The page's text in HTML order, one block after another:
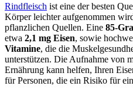
Rindfleisch ist eine der besten
Körper leichter aufgenommen
pflanzlichen Quellen. Eine 85-
etwa 2,1 mg Eisen, sowie
Vitamine, die die
unterstützen. Die Aufnahme von
Ernährung kann helfen, Ihren
für Personen, die ein Risiko für